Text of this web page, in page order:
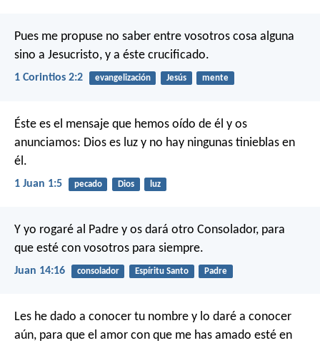
Pues me propuse no saber entre vosotros cosa alguna
sino a Jesucristo, y a éste crucificado.
1 Corintios 2:2 evangelización Jesús mente
Éste es el mensaje que hemos oído de él y os
anunciamos: Dios es luz y no hay ningunas tinieblas en
él.
1 Juan 1:5 pecado Dios luz
Y yo rogaré al Padre y os dará otro Consolador, para
que esté con vosotros para siempre.
Juan 14:16 consolador Espíritu Santo Padre
Les he dado a conocer tu nombre y lo daré a conocer
aún, para que el amor con que me has amado esté en